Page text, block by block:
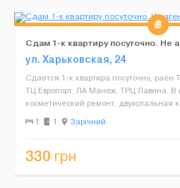
Сдам 1-к квартиру посуточно. Не
ул. Харьковская, 24
Сдается 1-к квартира посуточно,
ТЦ Европорт, ЛА Манеж, ТРЦ Лавина. В
косметический ремонт, двухспальная
чистое и свежее белье. Интернет Wi-Fi,
1 1 Зарічний
330 грн